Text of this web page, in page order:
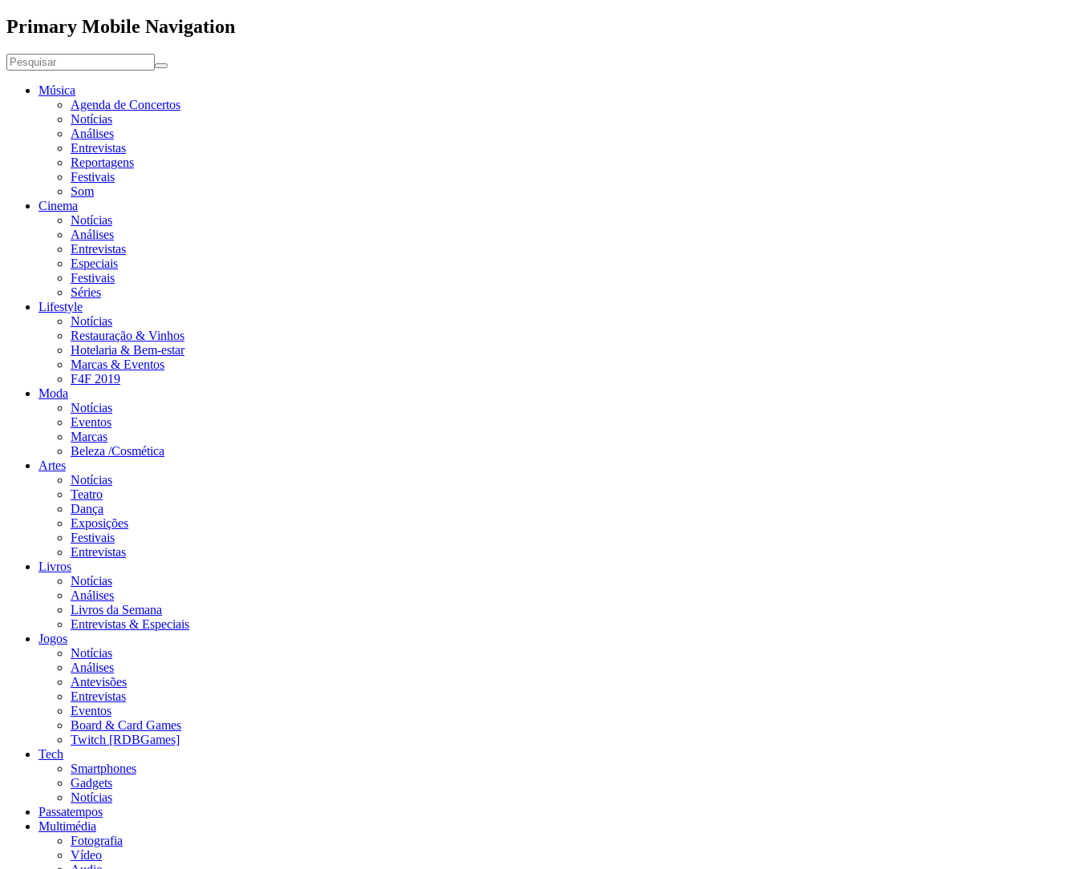
Primary Mobile Navigation
Música
Agenda de Concertos
Notícias
Análises
Entrevistas
Reportagens
Festivais
Som
Cinema
Notícias
Análises
Entrevistas
Especiais
Festivais
Séries
Lifestyle
Notícias
Restauração & Vinhos
Hotelaria & Bem-estar
Marcas & Eventos
F4F 2019
Moda
Notícias
Eventos
Marcas
Beleza /Cosmética
Artes
Notícias
Teatro
Dança
Exposições
Festivais
Entrevistas
Livros
Notícias
Análises
Livros da Semana
Entrevistas & Especiais
Jogos
Notícias
Análises
Antevisões
Entrevistas
Eventos
Board & Card Games
Twitch [RDBGames]
Tech
Smartphones
Gadgets
Notícias
Passatempos
Multimédia
Fotografia
Vídeo